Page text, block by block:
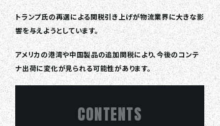
トランプ氏の再選による関税引き上げが物流業界に大きな影
響を与えようとしています。
アメリカの港湾や中国製品の追加関税により、今後のコンテ
ナ出荷に変化が見られる可能性があります。
CONTENTS